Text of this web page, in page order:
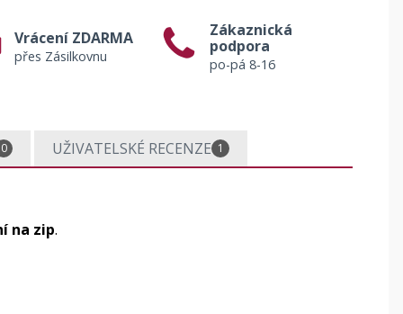
Vrácení ZDARMA
přes Zásilkovnu
Zákaznická
podpora
po-pá 8-16
0 UŽIVATELSKÉ RECENZE 1
na zip.